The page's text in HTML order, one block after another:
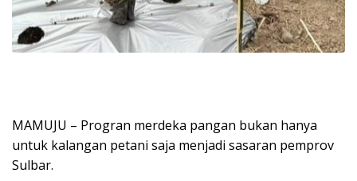
MAMUJU – Progran merdeka pangan bukan hanya
untuk kalangan petani saja menjadi sasaran pemprov
Sulbar.